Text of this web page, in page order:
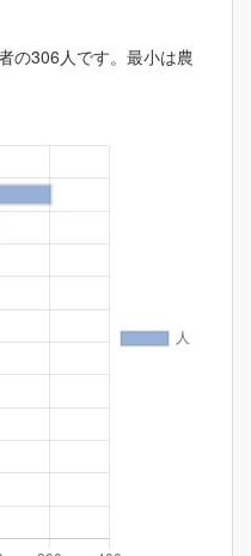
の306人です。最小は農